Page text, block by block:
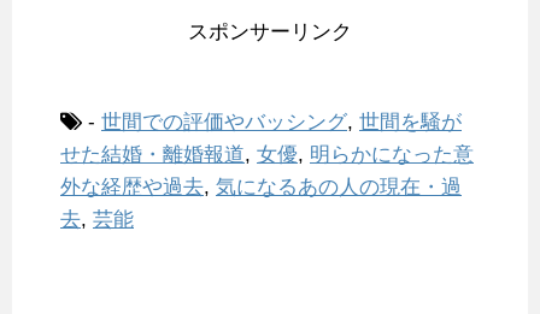
スポンサーリンク
- 世間での評価やバッシング, 世間を騒が
せた結婚・離婚報道, 女優, 明らかになった意
外な経歴や過去, 気になるあの人の現在・過
去, 芸能